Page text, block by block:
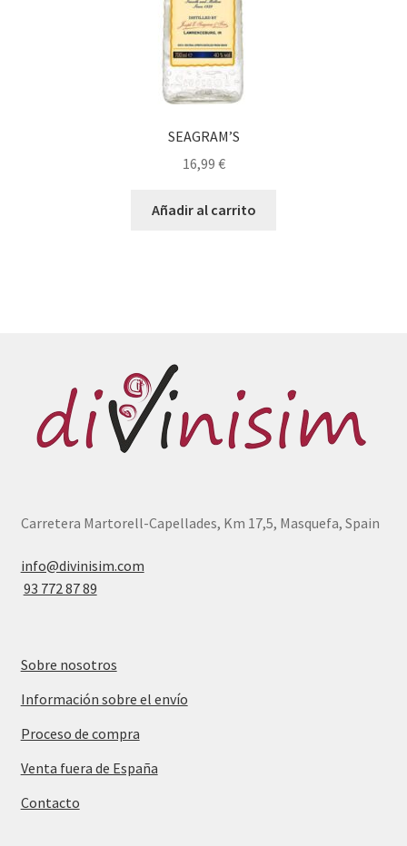
SEAGRAM’S
16,99 €
Añadir al carrito
Carretera Martorell-Capellades, Km 17,5, Masquefa, Spain
info@divinisim.com
93 772 87 89
Sobre nosotros
Información sobre el envío
Proceso de compra
Venta fuera de España
Contacto